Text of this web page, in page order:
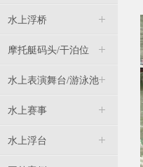
水上浮桥
摩托艇码头/干泊位
水上表演舞台/游泳池
水上赛事
水上浮台